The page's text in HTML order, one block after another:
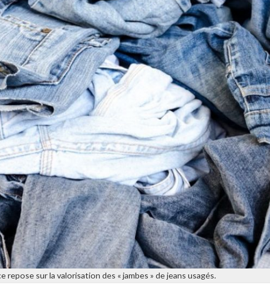
repose sur la valorisation des « jambes » de jeans usagés.